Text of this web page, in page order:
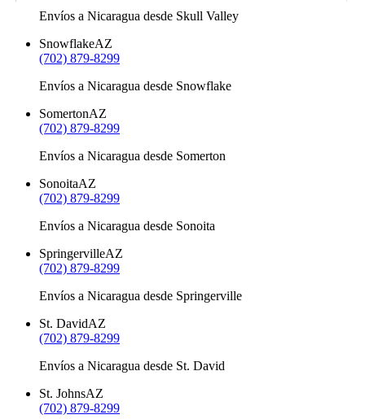
Envíos a Nicaragua desde Skull Valley
SnowflakeAZ
(702) 879-8299
Envíos a Nicaragua desde Snowflake
SomertonAZ
(702) 879-8299
Envíos a Nicaragua desde Somerton
SonoitaAZ
(702) 879-8299
Envíos a Nicaragua desde Sonoita
SpringervilleAZ
(702) 879-8299
Envíos a Nicaragua desde Springerville
St. DavidAZ
(702) 879-8299
Envíos a Nicaragua desde St. David
St. JohnsAZ
(702) 879-8299